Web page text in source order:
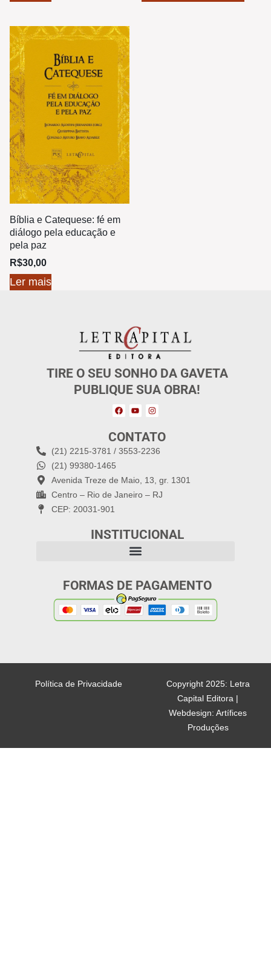
Bíblia e Catequese: fé em
diálogo pela educação e
pela paz
R$30,00
Ler mais
TIRE O SEU SONHO DA GAVETA
PUBLIQUE SUA OBRA!
CONTATO
(21) 2215-3781 / 3553-2236
(21) 99380-1465
Avenida Treze de Maio, 13, gr. 1301
Centro – Rio de Janeiro – RJ
CEP: 20031-901
INSTITUCIONAL
FORMAS DE PAGAMENTO
Copyright 2025: Letra
Capital Editora |
Webdesign: Artífices
Produções
Política de Privacidade